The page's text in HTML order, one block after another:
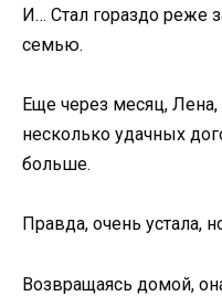
И… Стал гораздо реже
семью.
Еще через месяц,
несколько удачных
больше.
Правда, очень устала,
Возвращаясь домой,